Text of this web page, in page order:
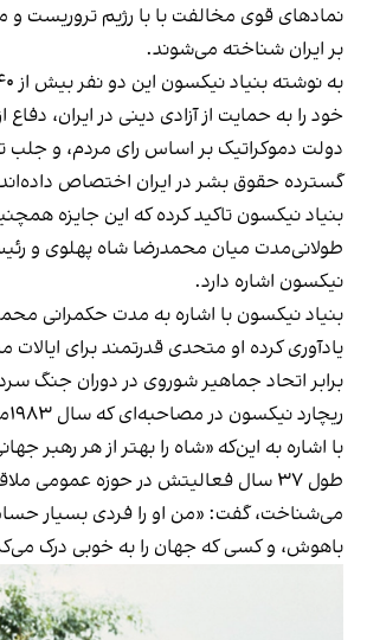
نمادهای قوی مخالفت با با رژیم تروریست و
بر ایران شناخته می‌شوند.
خود را به حمایت از آزادی دینی در ایران،
دولت دموکراتیک بر اساس رای مردم، و
گسترده حقوق بشر در ایران اختصاص
بنیاد نیکسون تاکید کرده که این جایزه
طولانی‌مدت میان محمدرضا شاه پهلوی و
نیکسون اشاره دارد.
بنیاد نیکسون با اشاره به مدت حکمرانی
یادآوری کرده او متحدی قدرتمند برای ایالات
برابر اتحاد جماهیر شوروی در دوران جنگ
با اشاره به این‌که «شاه را بهتر از هر رهبر
طول ۳۷ سال فعالیتش در حوزه عمومی
می‌شناخت، گفت: «من او را فردی بسیار
باهوش، و کسی که جهان را به خوبی درک